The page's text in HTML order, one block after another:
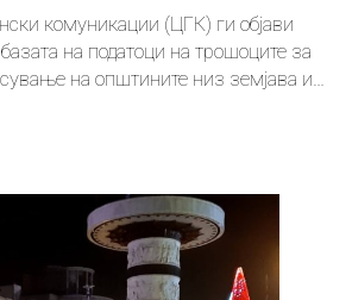
комуникации (ЦГК) ги објави
на податоци на трошоците за
на општините низ земјава и